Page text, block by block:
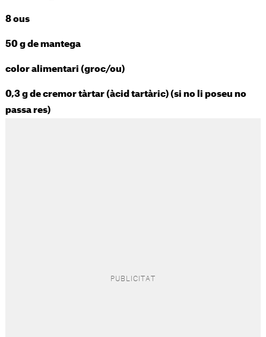
8 ous
50 g de mantega
color alimentari (groc/ou)
0,3 g de cremor tàrtar (àcid tartàric) (si no li poseu no
passa res)